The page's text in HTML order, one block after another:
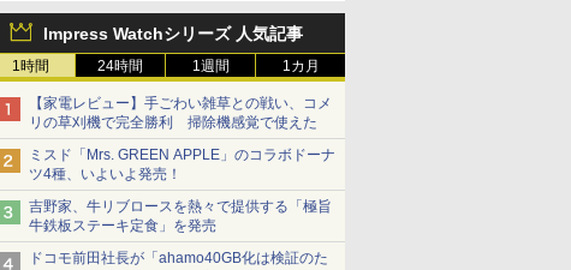
Impress Watchシリーズ 人気記事
1時間 24時間 1週間 1カ月
【家電レビュー】手ごわい雑草との戦い、コメ
リの草刈機で完全勝利 掃除機感覚で使えた
ミスド「Mrs. GREEN APPLE」のコラボドーナ
ツ4種、いよいよ発売！
吉野家、牛リブロースを熱々で提供する「極旨
牛鉄板ステーキ定食」を発売
ドコモ前田社長が「ahamo40GB化は検証のた